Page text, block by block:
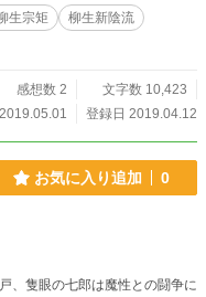
生宗矩
柳生新陰流
感想数 2
文字数 10,423
登録日 2019.04.12
お気に入り追加 0
隻眼の七郎は魔性との闘争に